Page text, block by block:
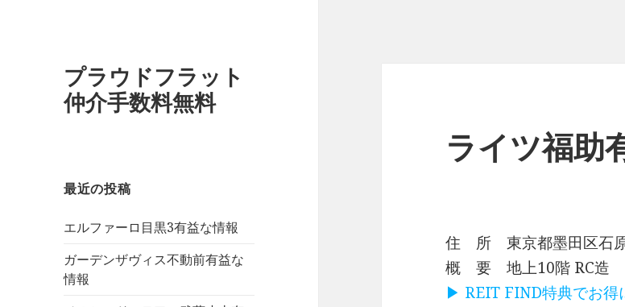
プラウドフラット
仲介手数料無料
最近の投稿
エルファーロ目黒3有益な情報
ガーデンザヴィス不動前有益な
情報
ライツ福助
住 所 東京都墨田区石
概 要 地上10階 RC造
▶ REIT FIND特典でお得